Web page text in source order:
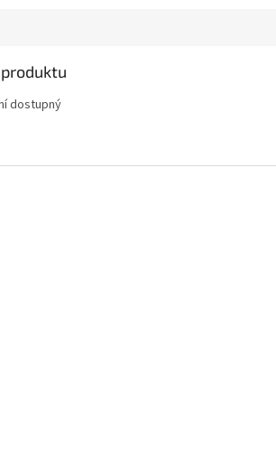
dostupný